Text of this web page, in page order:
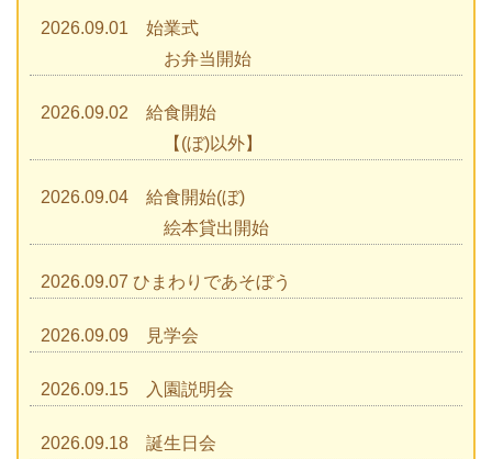
2026.09.01 始業式
お弁当開始
2026.09.02 給食開始
【(ぼ)以外】
2026.09.04 給食開始(ぼ)
絵本貸出開始
2026.09.07 ひまわりであそぼう
2026.09.09 見学会
2026.09.15 入園説明会
2026.09.18 誕生日会